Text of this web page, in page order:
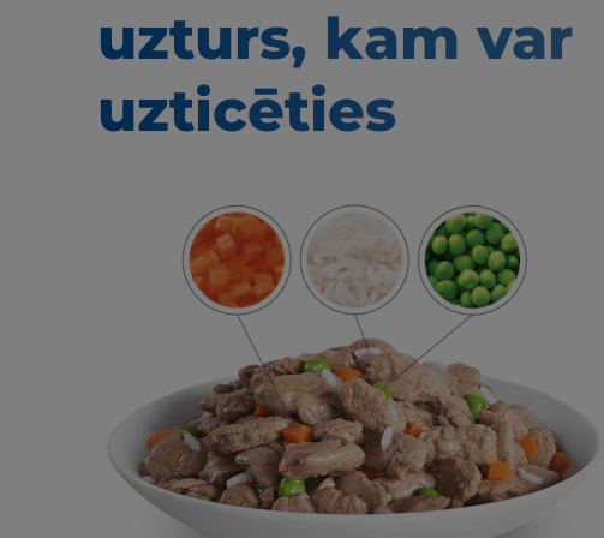
uzturs, kam var
uzticēties